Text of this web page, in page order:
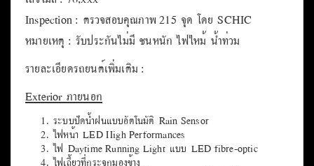
ประกันภัย เพิ่มเติมให้ถึง 12 เดือน(นับจากวันรับรถ) เมื่อใช้
บริการไฟแนนซ์กับ Mercedes-Benz Mobility
สี : ขาว Polar White
ราคา : 2,400,000 บาท
เลขไมล์ : 76,xxx
Inspection : ตรวจสอบคุณภาพ 215 จุด โดย SCHIC
หมายเหตุ : รับประกันไม่มี ชนหนัก ไฟไหม้ น้ำท่วม